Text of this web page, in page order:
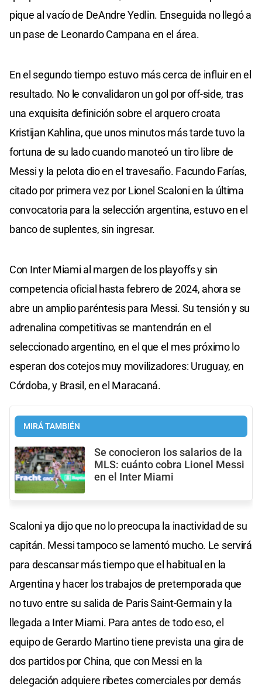
pique al vacío de DeAndre Yedlin. Enseguida no llegó a
un pase de Leonardo Campana en el área.
En el segundo tiempo estuvo más cerca de influir en el
resultado. No le convalidaron un gol por off-side, tras
una exquisita definición sobre el arquero croata
Kristijan Kahlina, que unos minutos más tarde tuvo la
fortuna de su lado cuando manoteó un tiro libre de
Messi y la pelota dio en el travesaño. Facundo Farías,
citado por primera vez por Lionel Scaloni en la última
convocatoria para la selección argentina, estuvo en el
banco de suplentes, sin ingresar.
Con Inter Miami al margen de los playoffs y sin
competencia oficial hasta febrero de 2024, ahora se
abre un amplio paréntesis para Messi. Su tensión y su
adrenalina competitivas se mantendrán en el
seleccionado argentino, en el que el mes próximo lo
esperan dos cotejos muy movilizadores: Uruguay, en
Córdoba, y Brasil, en el Maracaná.
MIRÁ TAMBIÉN
Se conocieron los salarios de la
MLS: cuánto cobra Lionel Messi
en el Inter Miami
Scaloni ya dijo que no lo preocupa la inactividad de su
capitán. Messi tampoco se lamentó mucho. Le servirá
para descansar más tiempo que el habitual en la
Argentina y hacer los trabajos de pretemporada que
no tuvo entre su salida de Paris Saint-Germain y la
llegada a Inter Miami. Para antes de todo eso, el
equipo de Gerardo Martino tiene prevista una gira de
dos partidos por China, que con Messi en la
delegación adquiere ribetes comerciales por demás